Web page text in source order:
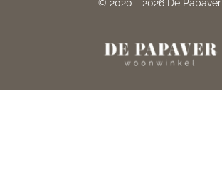
K
A
© 2020 - 2026 De Papaver